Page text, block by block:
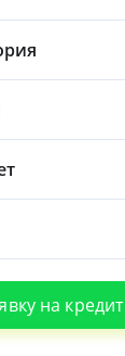
на кредит